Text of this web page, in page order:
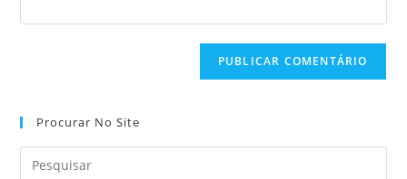
Procurar No Site